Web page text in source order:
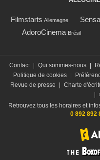
Filmstarts Allemagne
AdoroCinema Brésil
Contact Qui sommes-nous
Politique de cookies
Revue de presse
Charte
Retrouvez tous les horaires et
0 892 892